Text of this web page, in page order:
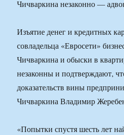
Изъятие денег и кредитных
совладельца «Евросети»
Чичваркина и обыски в
незаконны и подтверждают,
доказательств вины
Чичваркина Владимир
«Попытки спустя шесть лет